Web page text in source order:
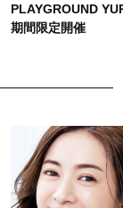
PLAYGROUND
期間限定開催